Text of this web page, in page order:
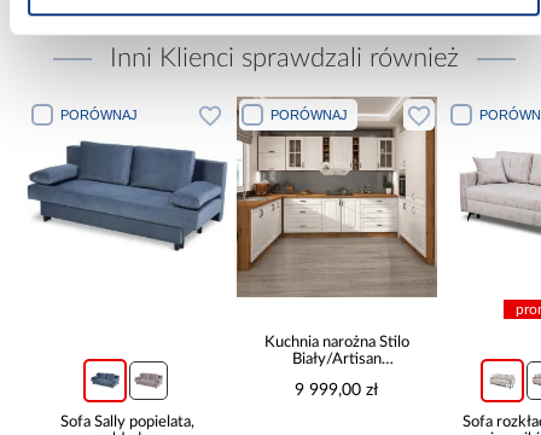
Inni Klienci sprawdzali również
PORÓWNAJ
Sofa Sally popielata,
PORÓWNAJ
Kuchnia narożna Stilo
Biały/Artisan
9 999,00 zł
Sofa